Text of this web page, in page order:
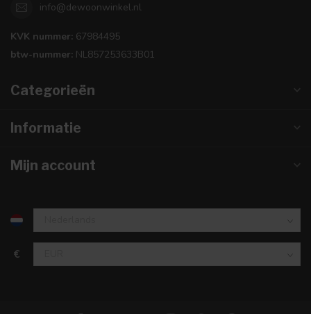
info@dewoonwinkel.nl
KVK nummer: 67984495
btw-nummer: NL857253633B01
Categorieën
Informatie
Mijn account
€